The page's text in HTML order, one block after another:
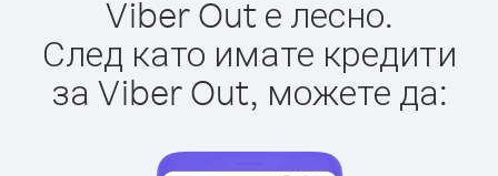
Viber Out е лесно.
След като имате кредити
за Viber Out, можете да: